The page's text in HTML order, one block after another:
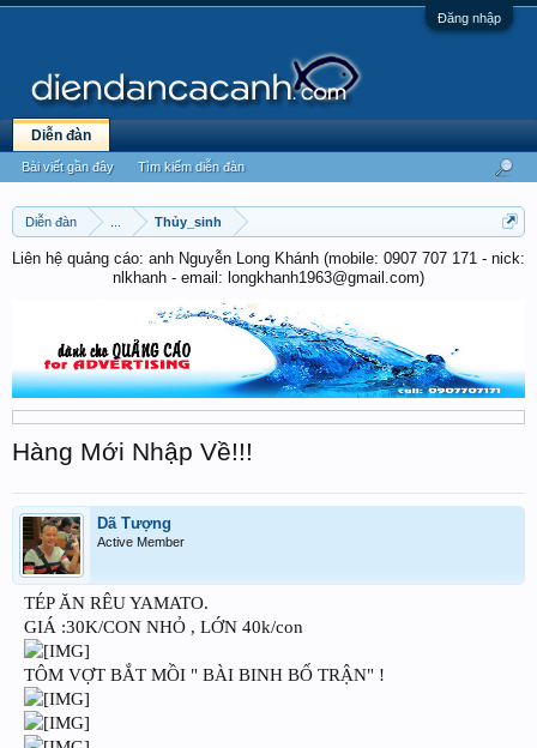
Đăng nhập
Diễn đàn Thủy_sinh
Liên hệ quảng cáo: anh Nguyễn Long Khánh (mobile: 0907 707 171 - nick:
nlkhanh - email: longkhanh1963@gmail.com)
Hàng Mới Nhập Về!!!
Dã Tượng
Active Member
TÉP ĂN RÊU YAMATO.
GIÁ :30K/CON NHỎ , LỚN 40k/con
TÔM VỢT BẮT MỒI " BÀI BINH BỐ TRẬN" !
Diễn đàn
Bài viết gần đây Tìm kiếm diễn đàn